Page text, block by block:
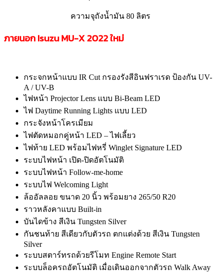
ความจุถังน้ำมัน 80 ลิตร
ภายนอก Isuzu MU-X2022 ใหม่
กระจกหน้าแบบ IR Cut กรองรังสีอินฟราเรด ป้องกัน UV-
A / UV-B
ไฟหน้า Projector Lens แบบ Bi-Beam LED
ไฟ Daytime Running Lights แบบ LED
กระจังหน้าโครเมียม
ไฟตัดหมอกคู่หน้า LED – ไฟเลี้ยว
ไฟท้าย LED พร้อมไฟหรี่ Winglet Signature LED
ระบบไฟหน้า เปิด-ปิดอัตโนมัติ
ระบบไฟหน้า Follow-me-home
ระบบไฟ Welcoming Light
ล้ออัลลอย ขนาด 20 นิ้ว พร้อมยาง 265/50 R20
ราวหลังคาแบบ Built-in
บันไดข้าง สีเงิน Tungsten Silver
กันชนท้าย สีเดียวกับตัวรถ ตกแต่งด้วย สีเงิน Tungsten
Silver
ระบบสตาร์ทรถด้วยรีโมท Engine Remote Start
ระบบล็อครถอัตโนมัติ เมื่อเดินออกจากตัวรถ Walk Away